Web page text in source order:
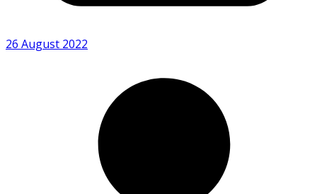
26 August 2022